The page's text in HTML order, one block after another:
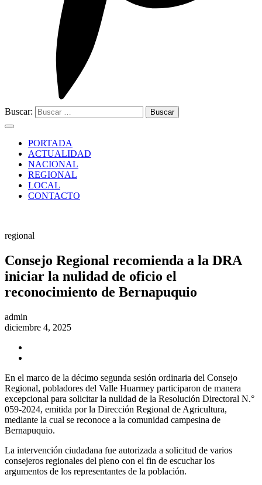
Buscar:
PORTADA
ACTUALIDAD
NACIONAL
REGIONAL
LOCAL
CONTACTO
regional
Consejo Regional recomienda a la DRA
iniciar la nulidad de oficio el
reconocimiento de Bernapuquio
admin
diciembre 4, 2025
En el marco de la décimo segunda sesión ordinaria del Consejo
Regional, pobladores del Valle Huarmey participaron de manera
excepcional para solicitar la nulidad de la Resolución Directoral N.°
059-2024, emitida por la Dirección Regional de Agricultura,
mediante la cual se reconoce a la comunidad campesina de
Bernapuquio.
La intervención ciudadana fue autorizada a solicitud de varios
consejeros regionales del pleno con el fin de escuchar los
argumentos de los representantes de la población.